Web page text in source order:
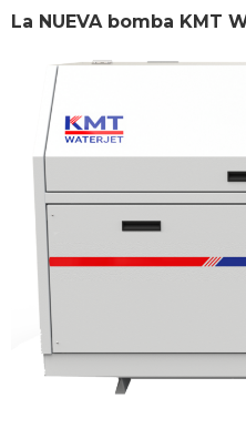
La NUEVA bomba KMT